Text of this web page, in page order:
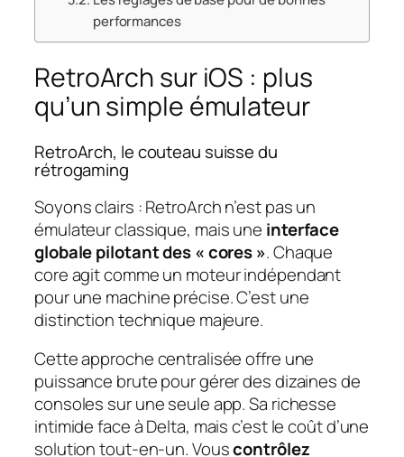
performances
RetroArch sur iOS : plus
qu’un simple émulateur
RetroArch, le couteau suisse du
rétrogaming
Soyons clairs : RetroArch n’est pas un
émulateur classique, mais une interface
globale pilotant des « cores ». Chaque
core agit comme un moteur indépendant
pour une machine précise. C’est une
distinction technique majeure.
Cette approche centralisée offre une
puissance brute pour gérer des dizaines de
consoles sur une seule app. Sa richesse
intimide face à Delta, mais c’est le coût d’une
solution tout-en-un. Vouscontrôlez